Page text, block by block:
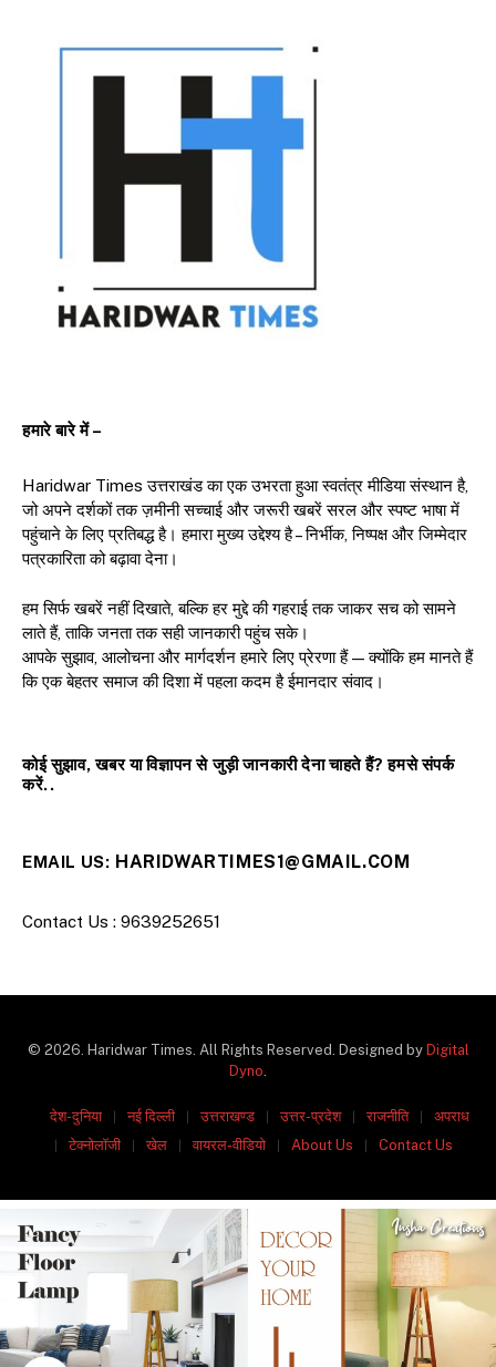
हमारे बारे में –
Haridwar Times उत्तराखंड का एक उभरता हुआ स्वतंत्र मीडिया संस्थान है,
जो अपने दर्शकों तक ज़मीनी सच्चाई और जरूरी खबरें सरल और स्पष्ट भाषा में
पहुंचाने के लिए प्रतिबद्ध है। हमारा मुख्य उद्देश्य है – निर्भीक, निष्पक्ष और जिम्मेदार
पत्रकारिता को बढ़ावा देना।
हम सिर्फ खबरें नहीं दिखाते, बल्कि हर मुद्दे की गहराई तक जाकर सच को सामने
लाते हैं, ताकि जनता तक सही जानकारी पहुंच सके।
आपके सुझाव, आलोचना और मार्गदर्शन हमारे लिए प्रेरणा हैं — क्योंकि हम मानते हैं
कि एक बेहतर समाज की दिशा में पहला कदम है ईमानदार संवाद।
कोई सुझाव, खबर या विज्ञापन से जुड़ी जानकारी देना चाहते हैं? हमसे संपर्क
करें..
EMAIL US: HARIDWARTIMES1@GMAIL.COM
Contact Us : 9639252651
© 2026. Haridwar Times. All Rights Reserved. Designed by Digital
Dyno.
देश-दुनिया नई दिल्ली उत्तराखण्ड उत्तर-प्रदेश राजनीति
अपराध
टेक्नोलॉजी
खेल वायरल-वीडियो About Us Contact Us